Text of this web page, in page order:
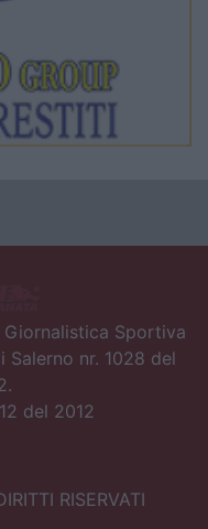
Giornalistica Sportiva
nr. 1028 del
del 2012
RISERVATI